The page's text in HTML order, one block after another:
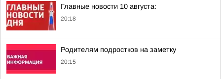
Главные новости 10 августа:
20:18
Родителям подростков на заметку
20:15